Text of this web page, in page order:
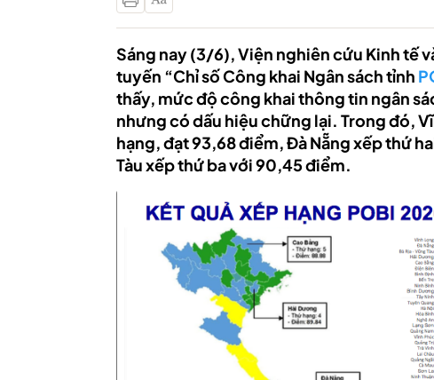
Sáng nay (3/6), Viện nghiên cứu Kinh tế
tuyến “Chỉ số Công khai Ngân sách tỉnh
thấy, mức độ công khai thông tin ngân
nhưng có dấu hiệu chững lại. Trong đó,
hạng, đạt 93,68 điểm, Đà Nẵng xếp thứ
Tàu xếp thứ ba với 90,45 điểm.